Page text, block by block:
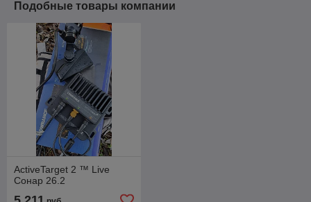
Подобные товары компании
ActiveTarget 2 ™ Live
Сонар 26.2